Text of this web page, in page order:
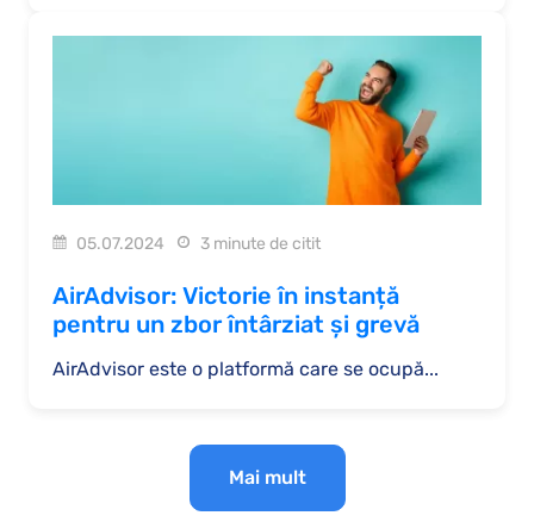
05.07.2024 3 minute de citit
AirAdvisor: Victorie în instanță
pentru un zbor întârziat și grevă
AirAdvisor este o platformă care se ocupă...
Mai mult